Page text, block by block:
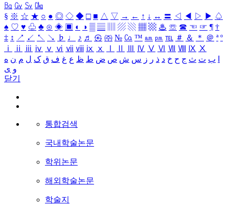
㏃ ㏉ ㏜ ㏆
§ ※ ☆ ★ ○ ● ◎ ◇ ◆ □ ■ △ ▽ → ← ↑ ↓ ↔ 〓 ◁ ◀ ▷ ▶ ♤
♠ ♡ ♥ ♧ ♣ ⊙ ◈ ▣ ◐ ◑ ▒ ▤ ▨ ▧ ▦ ▩ ♨ ☏ ☎ ☜ ☞ ¶ †
‡ ↕ ↗ ↙ ↖ ↘ ♭ ♩ ♪ ♬ ㉿ ㈜ № ㏇ ™ ㏂ ㏘ ℡ ＃ ＆ ＊ ＠ ª º
ⅰ
ⅱ ⅲ ⅳ ⅴ ⅵ ⅶ ⅷ ⅸ ⅹ Ⅳ Ⅴ Ⅵ Ⅶ Ⅷ Ⅸ Ⅹ
ب ت ث ج ح خ د ذ ر ز س ش ص ض ط ظ ع غ ف ق ک ل م ن ه
و ی
닫기
통합검색
국내학술논문
학위논문
해외학술논문
학술지